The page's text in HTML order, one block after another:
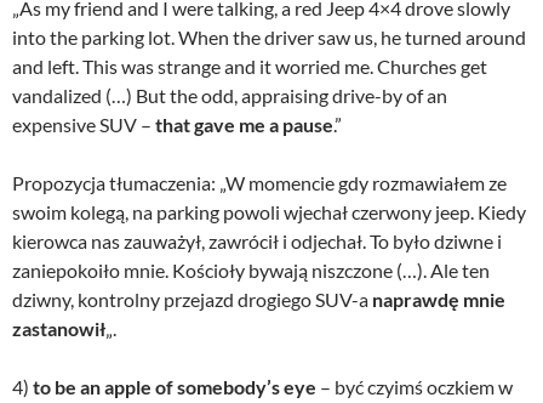
„As my friend and I were talking, a red Jeep 4×4 drove slowly
into the parking lot. When the driver saw us, he turned around
and left. This was strange and it worried me. Churches get
vandalized (…) But the odd, appraising drive-by of an
expensive SUV – that gave me a pause.”
Propozycja tłumaczenia: „W momencie gdy rozmawiałem ze
swoim kolegą, na parking powoli wjechał czerwony jeep. Kiedy
kierowca nas zauważył, zawrócił i odjechał. To było dziwne i
zaniepokoiło mnie. Kościoły bywają niszczone (…). Ale ten
dziwny, kontrolny przejazd drogiego SUV-a naprawdę mnie
zastanowił„.
4) to be an apple of somebody’s eye – być czyimś oczkiem w